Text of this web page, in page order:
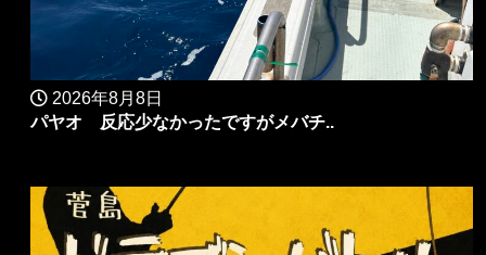
2026年8月8日
パヤオ 反応少なかったですがメバチ..